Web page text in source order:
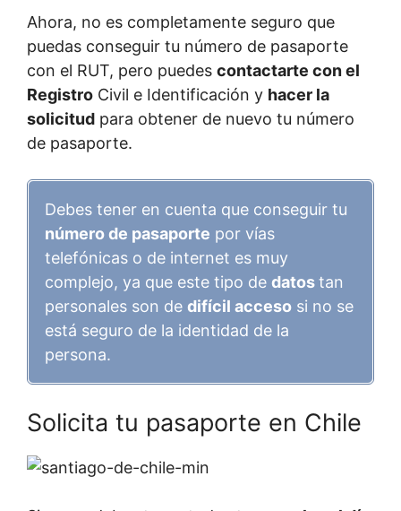
Ahora, no es completamente seguro que
puedas conseguir tu número de pasaporte
con el RUT, pero puedes contactarte con el
Registro Civil e Identificación y hacer la
solicitud para obtener de nuevo tu número
de pasaporte.
Debes tener en cuenta que conseguir tu
número de pasaporte por vías
telefónicas o de internet es muy
complejo, ya que este tipo de datostan
personales son de difícil acceso si no se
está seguro de la identidad de la
persona.
Solicita tu pasaporte en Chile